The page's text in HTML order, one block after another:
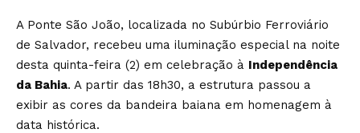
A Ponte São João, localizada no Subúrbio Ferroviário
de Salvador, recebeu uma iluminação especial na noite
desta quinta-feira (2) em celebração à Independência
da Bahia. A partir das 18h30, a estrutura passou a
exibir as cores da bandeira baiana em homenagem à
data histórica.